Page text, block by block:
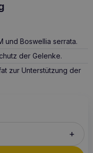
und Boswellia serrata.
der Gelenke.
zur Unterstützung der
+